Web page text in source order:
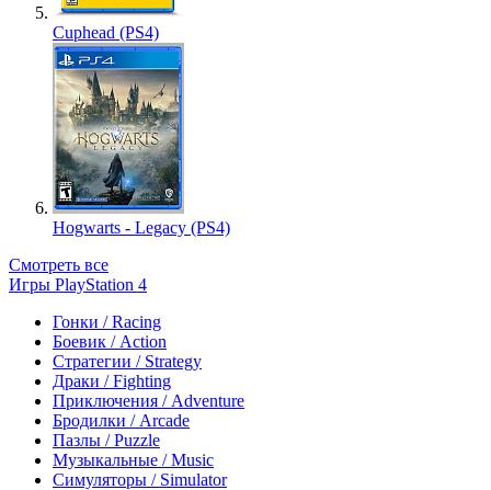
Cuphead (PS4)
Hogwarts - Legacy (PS4)
Смотреть все
Игры PlayStation 4
Гонки / Racing
Боевик / Action
Стратегии / Strategy
Драки / Fighting
Приключения / Adventure
Бродилки / Arcade
Пазлы / Puzzle
Музыкальные / Music
Симуляторы / Simulator